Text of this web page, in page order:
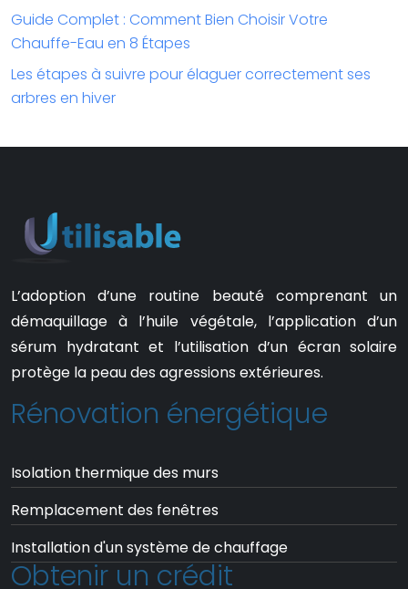
Guide Complet : Comment Bien Choisir Votre
Chauffe-Eau en 8 Étapes
Les étapes à suivre pour élaguer correctement ses
arbres en hiver
L’adoption d’une routine beauté comprenant un
démaquillage à l’huile végétale, l’application d’un
sérum hydratant et l’utilisation d’un écran solaire
protège la peau des agressions extérieures.
Rénovation énergétique
Isolation thermique des murs
Remplacement des fenêtres
Installation d'un système de chauffage
Obtenir un crédit